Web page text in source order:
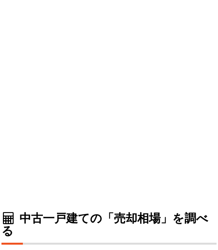
中古一戸建ての「売却相場」を調べ
る